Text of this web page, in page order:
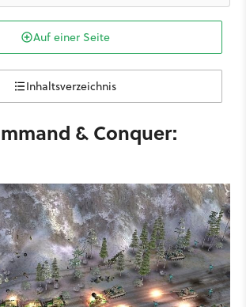
Auf einer Seite
Inhaltsverzeichnis
& Conquer: